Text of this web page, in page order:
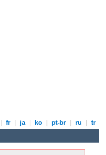
fr ja ko pt-br ru tr